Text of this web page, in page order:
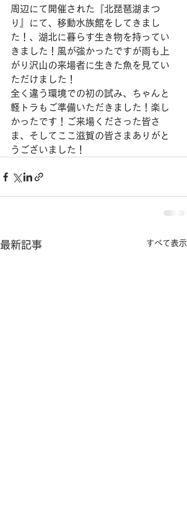
周辺にて開催された『北琵琶湖まつ
り』にて、移動水族館をしてきまし
た！、湖北に暮らす生き物を持ってい
きました！風が強かったですが雨も上
がり沢山の来場者に生きた魚を見てい
ただけました！
全く違う環境での初の試み、ちゃんと
軽トラもご準備いただきました！楽し
かったです！ご来場くださった皆さ
ま、そしてここ滋賀の皆さまありがと
うございました！
最新記事 すべて表示